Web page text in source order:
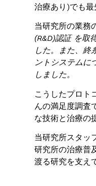
治療あり)でも最
当研究所の業務
(R&D)認証 を取
した。また、終
ントシステムに
しました。
こうしたプロト
んの満足度調査
な技術と治療の
当研究所スタッ
研究所の治療普
渡る研究を支え